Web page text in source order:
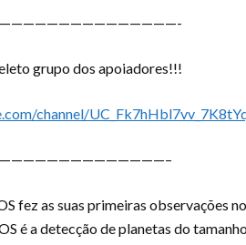
grupo dos apoiadores!!!
channel/
fez as suas primeiras observações
é a detecção de planetas do